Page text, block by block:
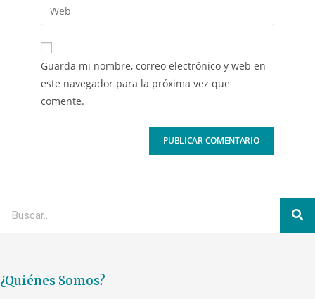
Guarda mi nombre, correo electrónico y web en
este navegador para la próxima vez que
comente.
¿Quiénes Somos?